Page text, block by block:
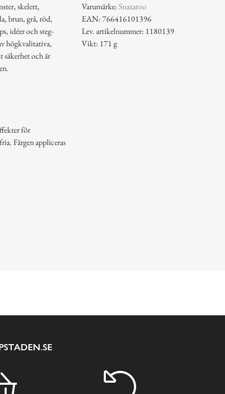
skelett,
brun, grå, röd,
idéer och steg-
högkvalitativa,
säkerhet och är
Varumärke:Snazaroo
EAN: 766416101396
Lev. artikelnummer: 1180139
Vikt: 171 g
för
Färgen appliceras